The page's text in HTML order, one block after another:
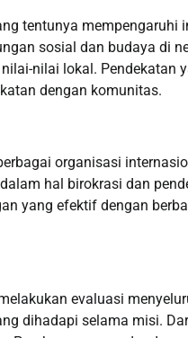
tentunya mempengaruhi
sosial dan budaya di
nilai lokal. Pendekatan
dengan komunitas.
organisasi
hal birokrasi dan
yang efektif dengan
evaluasi
dihadapi selama misi.